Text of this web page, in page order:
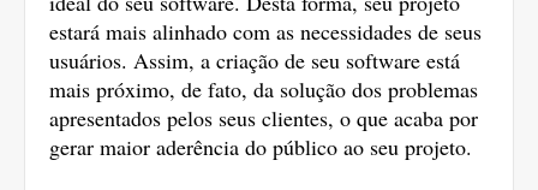
estará mais alinhado com as necessidades de seus
usuários. Assim, a criação de seu software está
mais próximo, de fato, da solução dos problemas
apresentados pelos seus clientes, o que acaba por
gerar maior aderência do público ao seu projeto.